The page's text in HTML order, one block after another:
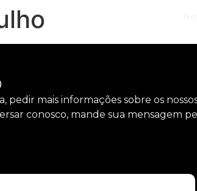
pedir mais informações sobre os
conosco, mande sua mensagem